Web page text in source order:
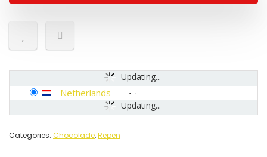
Updating...
Updating...
Netherlands -
Categories: Chocolade,Repen